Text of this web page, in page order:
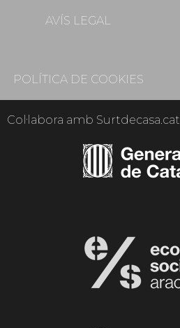
AVÍS LEGAL
POLÍTICA DE COOKIES
Col·labora amb Surtdecasa.cat